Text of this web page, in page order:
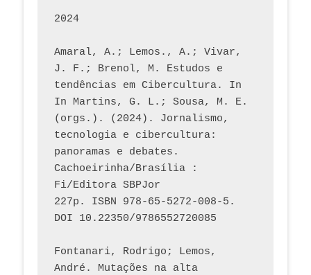
2024
Amaral, A.; Lemos., A.; Vivar,
J. F.; Brenol, M. Estudos e
tendências em Cibercultura. In
In Martins, G. L.; Sousa, M. E.
(orgs.). (2024). Jornalismo,
tecnologia e cibercultura:
panoramas e debates.
Cachoeirinha/Brasília :
Fi/Editora SBPJor
227p. ISBN 978-65-5272-008-5.
DOI 10.22350/9786552720085
Fontanari, Rodrigo; Lemos,
André. Mutações na alta